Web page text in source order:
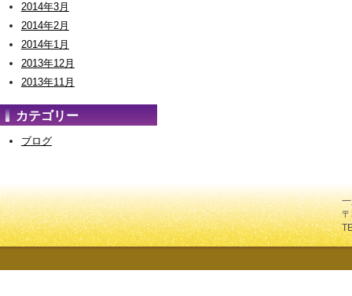
2014年3月
2014年2月
2014年1月
2013年12月
2013年11月
カテゴリー
ブログ